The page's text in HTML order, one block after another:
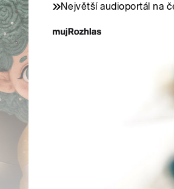
Největší audioportál na